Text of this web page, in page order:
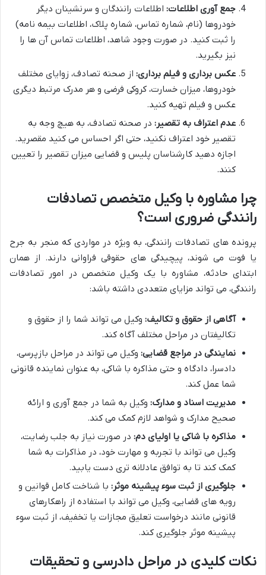
جمع آوری اطلاعات: اطلاعات رانندگان و سرنشینان دیگر
خودروها (نام، شماره تماس، شماره پلاک، اطلاعات بیمه نامه)
را ثبت کنید. در صورت وجود شاهد، اطلاعات تماس آن ها را
نیز بگیرید.
عکس برداری و فیلم برداری: از صحنه تصادف، زوایای مختلف
خودروها، میزان خسارت، کروکی فرضی و هر مدرک مرتبط دیگری
عکس و فیلم تهیه کنید.
عدم اعتراف به تقصیر: در صحنه تصادف، به هیچ وجه به
تقصیر خود اعتراف نکنید، حتی اگر احساس می کنید مقصرید.
اجازه دهید کارشناسان پلیس و قضایی میزان تقصیر را تعیین
کنند.
چرا مشاوره با وکیل متخصص تصادفات
رانندگی ضروری است؟
پرونده های تصادفات رانندگی، به ویژه در مواردی که منجر به جرح
یا فوت می شوند، پیچیدگی های حقوقی فراوانی دارند. از همان
ابتدای حادثه، مشاوره با یک وکیل متخصص در امور تصادفات
رانندگی، می تواند مزایای متعددی داشته باشد:
آگاهی از حقوق و تکالیف: وکیل می تواند شما را از حقوق و
تکالیفتان در مراحل مختلف آگاه کند.
نمایندگی در مراجع قضایی: وکیل می تواند در مراحل بازپرسی،
دادسرا، دادگاه و حتی مذاکره با شاکی، به عنوان نماینده قانونی
شما عمل کند.
مدیریت اسناد و مدارک: وکیل به شما در جمع آوری و ارائه
صحیح مدارک و شواهد لازم کمک می کند.
مذاکره با شاکی یا اولیای دم: در صورت نیاز به جلب رضایت،
وکیل می تواند با تجربه و مهارت خود، در مذاکرات به شما
کمک کند تا به توافق عادلانه تری دست یابید.
جلوگیری از ثبت سوء پیشینه موثر: با شناخت کامل قوانین و
رویه های قضایی، وکیل می تواند با استفاده از راهکارهای
قانونی مانند درخواست تعلیق مجازات یا تخفیف، از ثبت سوء
پیشینه موثر جلوگیری کند.
نکات کلیدی در مراحل دادرسی و تحقیقات